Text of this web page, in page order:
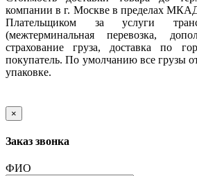
компании в г. Москве в пределах МКАД
Плательщиком за услуги
(межтерминальная перевозка,
страхование груза, доставка по
покупатель. По умолчанию все грузы
упаковке.
×
Заказ звонка
ФИО